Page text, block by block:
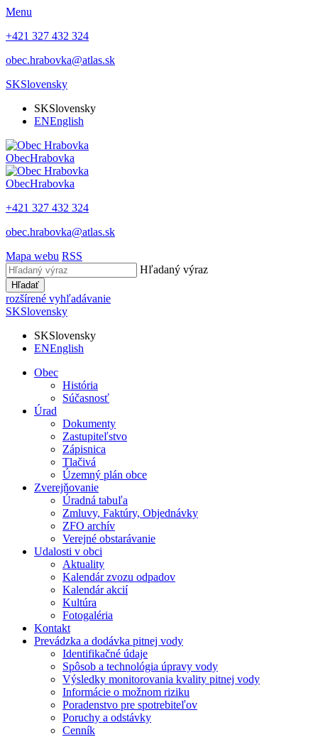
Menu
+421 327 432 324
obec.hrabovka@atlas.sk
SKSlovensky
SKSlovensky
ENEnglish
ObecHrabovka
ObecHrabovka
+421 327 432 324
obec.hrabovka@atlas.sk
Mapa webu RSS
Hľadaný výraz
Hľadať
rozšírené vyhľadávanie
SKSlovensky
SKSlovensky
ENEnglish
Obec
História
Súčasnosť
Úrad
Dokumenty
Zastupiteľstvo
Zápisnica
Tlačivá
Územný plán obce
Zverejňovanie
Úradná tabuľa
Zmluvy, Faktúry, Objednávky
ZFO archív
Verejné obstarávanie
Udalosti v obci
Aktuality
Kalendár zvozu odpadov
Kalendár akcií
Kultúra
Fotogaléria
Kontakt
Prevádzka a dodávka pitnej vody
Identifikačné údaje
Spôsob a technológia úpravy vody
Výsledky monitorovania kvality pitnej vody
Informácie o možnom riziku
Poradenstvo pre spotrebiteľov
Poruchy a odstávky
Cenník